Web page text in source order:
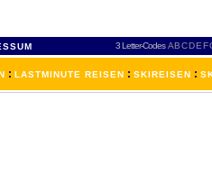
3 Letter-Codes ABCDEF
: LASTMINUTE REISEN : SKIREISEN :